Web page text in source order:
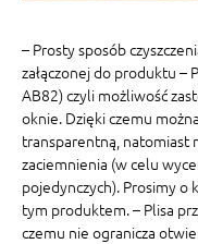
– Prosty sposób
załączonej do produktu –
AB82) czyli możliwość
oknie. Dzięki czemu
transparentną, natomiast
zaciemnienia (w celu
pojedynczych). Prosimy
tym produktem. – Plisa
czemu nie ogranicza